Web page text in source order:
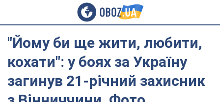
"Йому би ще жити, любити,
кохати": у боях за Україну
загинув 21-річний захисник